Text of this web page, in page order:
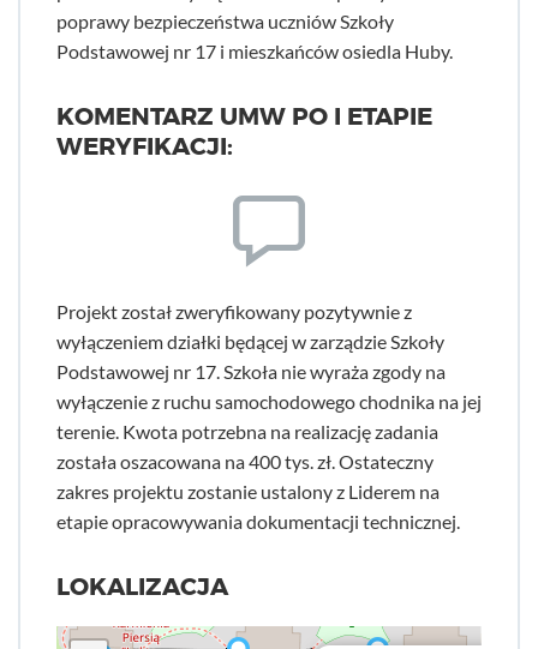
poprawy bezpieczeństwa uczniów Szkoły
Podstawowej nr 17 i mieszkańców osiedla Huby.
KOMENTARZ UMW PO I ETAPIE
WERYFIKACJI:
Projekt został zweryfikowany pozytywnie z
wyłączeniem działki będącej w zarządzie Szkoły
Podstawowej nr 17. Szkoła nie wyraża zgody na
wyłączenie z ruchu samochodowego chodnika na jej
terenie. Kwota potrzebna na realizację zadania
została oszacowana na 400 tys. zł. Ostateczny
zakres projektu zostanie ustalony z Liderem na
etapie opracowywania dokumentacji technicznej.
LOKALIZACJA